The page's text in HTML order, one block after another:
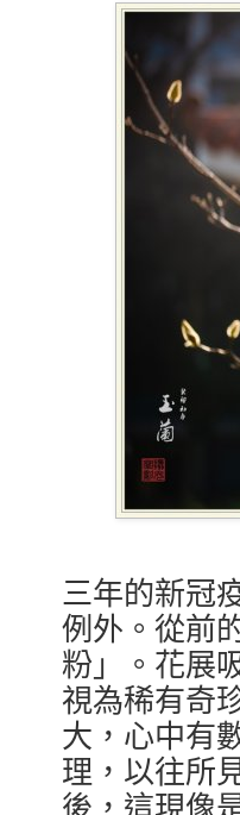
三年的新冠
例外。從前
粉」。花展
視為稀有奇
大，心中有
理，以往所
後，這現像